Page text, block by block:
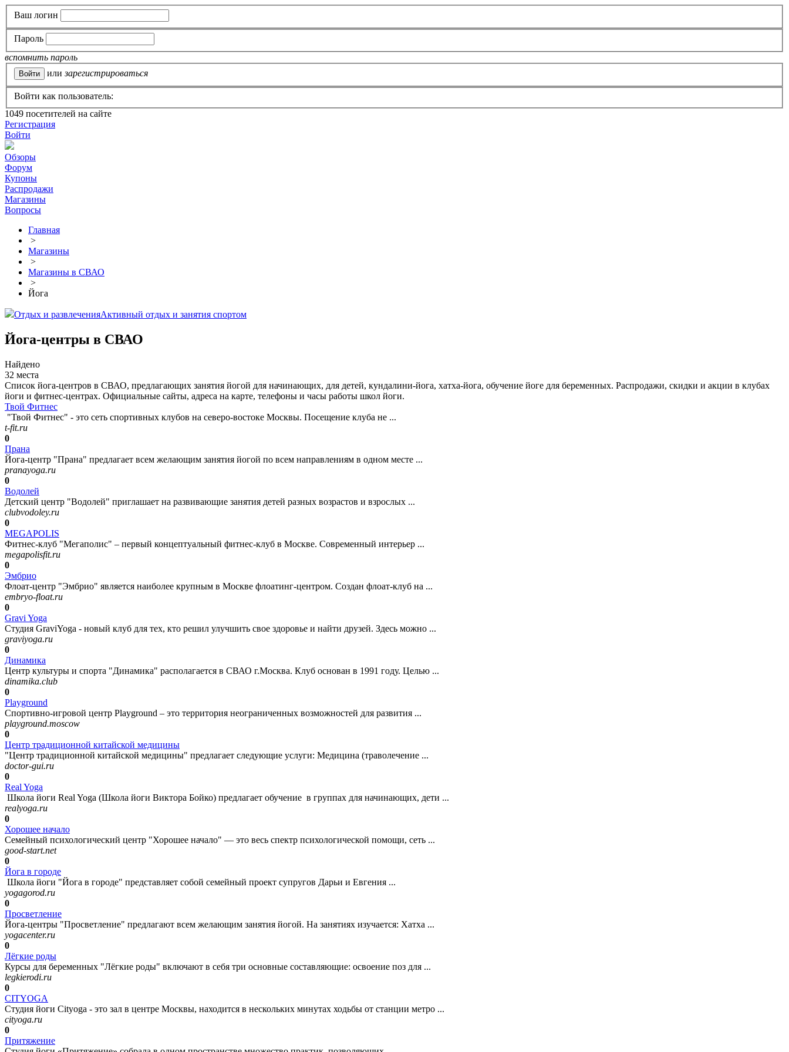
Ваш логин
Пароль
вспомнить пароль
или зарегистрироваться
Войти как пользователь:
1049 посетителей на сайте
Регистрация
Войти
Обзоры
Форум
Купоны
Распродажи
Магазины
Вопросы
Главная
>
Магазины
>
Магазины в СВАО
>
Йога
Отдых и развлеченияАктивный отдых и занятия спортом
Йога-центры в СВАО
Найдено
32 места
Список йога-центров в СВАО, предлагающих занятия йогой для начинающих, для детей, кундалини-йога, хатха-йога, обучение йоге для беременных. Распродажи, скидки и акции в клубах
йоги и фитнес-центрах. Официальные сайты, адреса на карте, телефоны и часы работы школ йоги.
Твой Фитнес
"Твой Фитнес" - это сеть спортивных клубов на северо-востоке Москвы. Посещение клуба не ...
t-fit.ru
0
Прана
Йога-центр "Прана" предлагает всем желающим занятия йогой по всем направлениям в одном месте ...
pranayoga.ru
0
Водолей
Детский центр "Водолей" приглашает на развивающие занятия детей разных возрастов и взрослых ...
clubvodoley.ru
0
MEGAPOLIS
Фитнес-клуб "Мегаполис" – первый концептуальный фитнес-клуб в Москве. Современный интерьер ...
megapolisfit.ru
0
Эмбрио
Флоат-центр "Эмбрио" является наиболее крупным в Москве флоатинг-центром. Создан флоат-клуб на ...
embryo-float.ru
0
Gravi Yoga
Студия GraviYoga - новый клуб для тех, кто решил улучшить свое здоровье и найти друзей. Здесь можно ...
graviyoga.ru
0
Динамика
Центр культуры и спорта "Динамика" располагается в СВАО г.Москва. Клуб основан в 1991 году. Целью ...
dinamika.club
0
Playground
Спортивно-игровой центр Playground – это территория неограниченных возможностей для развития ...
playground.moscow
0
Центр традиционной китайской медицины
"Центр традиционной китайской медицины" предлагает следующие услуги: Медицина (траволечение ...
doctor-gui.ru
0
Real Yoga
Школа йоги Real Yoga (Школа йоги Виктора Бойко) предлагает обучение в группах для начинающих, дети ...
realyoga.ru
0
Хорошее начало
Семейный психологический центр "Хорошее начало" — это весь спектр психологической помощи, сеть ...
good-start.net
0
Йога в городе
Школа йоги "Йога в городе" представляет собой семейный проект супругов Дарьи и Евгения ...
yogagorod.ru
0
Просветление
Йога-центры "Просветление" предлагают всем желающим занятия йогой. На занятиях изучается: Хатха ...
yogacenter.ru
0
Лёгкие роды
Курсы для беременных "Лёгкие роды" включают в себя три основные составляющие: освоение поз для ...
legkierodi.ru
0
CITYOGA
Студия йоги Cityoga - это зал в центре Москвы, находится в нескольких минутах ходьбы от станции метро ...
cityoga.ru
0
Притяжение